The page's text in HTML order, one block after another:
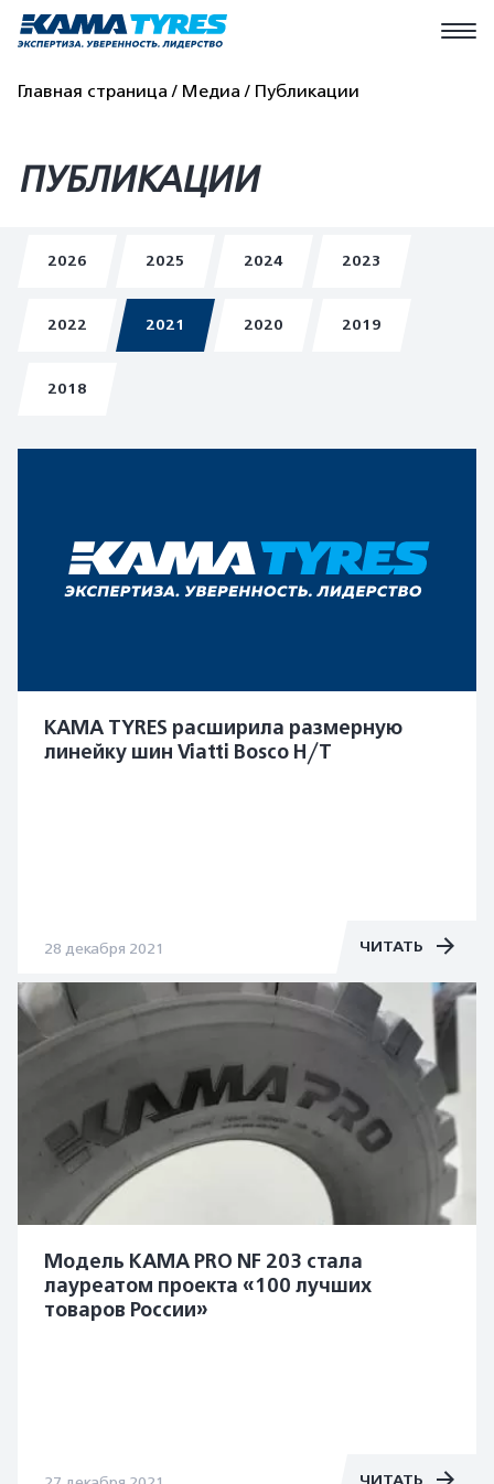
Главная страница Медиа Публикации
ПУБЛИКАЦИИ
2026 2025 2024 2023
2022 2021 2020 2019
2018
KAMA TYRES расширила размерную
линейку шин Viatti Bosco H/T
28 декабря 2021 ЧИТАТЬ
Модель КАМА PRO NF 203 стала
лауреатом проекта «100 лучших
товаров России»
ЧИТАТЬ